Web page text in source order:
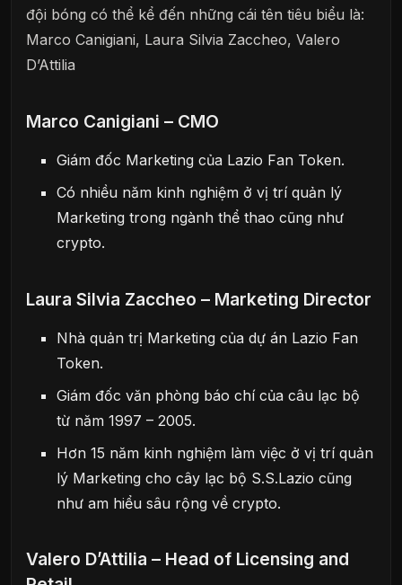
đội bóng có thể kể đến những cái tên tiêu biểu là:
Marco Canigiani, Laura Silvia Zaccheo, Valero
D’Attilia
Marco Canigiani – CMO
Giám đốc Marketing của Lazio Fan Token.
Có nhiều năm kinh nghiệm ở vị trí quản lý
Marketing trong ngành thể thao cũng như
crypto.
Laura Silvia Zaccheo – Marketing Director
Nhà quản trị Marketing của dự án Lazio Fan
Token.
Giám đốc văn phòng báo chí của câu lạc bộ
từ năm 1997 – 2005.
Hơn 15 năm kinh nghiệm làm việc ở vị trí quản
lý Marketing cho cây lạc bộ S.S.Lazio cũng
như am hiểu sâu rộng về crypto.
Valero D’Attilia – Head of Licensing and